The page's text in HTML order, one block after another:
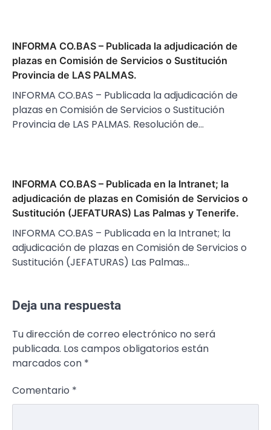
INFORMA CO.BAS – Publicada la adjudicación de
plazas en Comisión de Servicios o Sustitución
Provincia de LAS PALMAS.
INFORMA CO.BAS – Publicada la adjudicación de
plazas en Comisión de Servicios o Sustitución
Provincia de LAS PALMAS. Resolución de…
INFORMA CO.BAS – Publicada en la Intranet; la
adjudicación de plazas en Comisión de Servicios o
Sustitución (JEFATURAS) Las Palmas y Tenerife.
INFORMA CO.BAS – Publicada en la Intranet; la
adjudicación de plazas en Comisión de Servicios o
Sustitución (JEFATURAS) Las Palmas…
Deja una respuesta
Tu dirección de correo electrónico no será
publicada. Los campos obligatorios están
marcados con *
Comentario *